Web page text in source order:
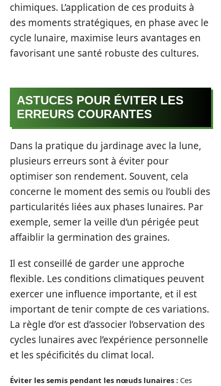
chimiques. L’application de ces produits à
des moments stratégiques, en phase avec le
cycle lunaire, maximise leurs avantages en
favorisant une santé robuste des cultures.
ASTUCES POUR ÉVITER LES
ERREURS COURANTES
Dans la pratique du jardinage avec la lune,
plusieurs erreurs sont à éviter pour
optimiser son rendement. Souvent, cela
concerne le moment des semis ou l’oubli des
particularités liées aux phases lunaires. Par
exemple, semer la veille d’un périgée peut
affaiblir la germination des graines.
Il est conseillé de garder une approche
flexible. Les conditions climatiques peuvent
exercer une influence importante, et il est
important de tenir compte de ces variations.
La règle d’or est d’associer l’observation des
cycles lunaires avec l’expérience personnelle
et les spécificités du climat local.
Éviter les semis pendant les nœuds lunaires : Ces